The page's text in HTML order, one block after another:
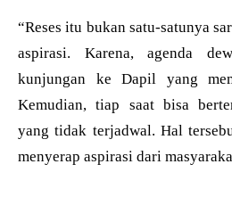
“Reses itu bukan satu-satunya
aspirasi. Karena, agenda
kunjungan ke Dapil yang
Kemudian, tiap saat bisa
yang tidak terjadwal. Hal
menyerap aspirasi dari